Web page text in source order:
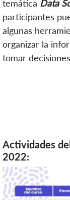
temática Data
participantes
algunas
organizar la
tomar
Actividades
2022: